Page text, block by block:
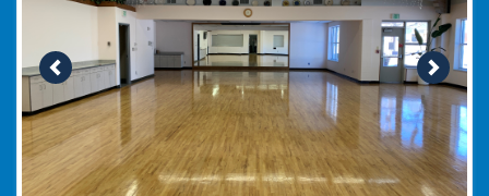
Image précédente Image